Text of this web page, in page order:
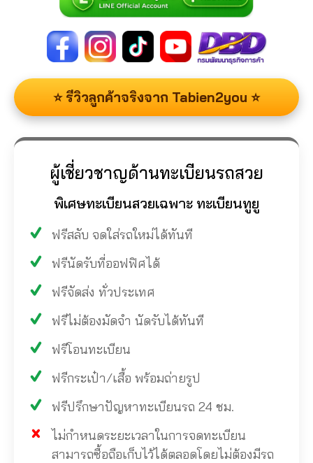
⭐ รีวิวลูกค้าจริงจาก Tabien2you ⭐
ผู้เชี่ยวชาญด้านทะเบียนรถสวย
พิเศษทะเบียนสวยเฉพาะ ทะเบียนทูยู
ฟรีสลับ จดใส่รถใหม่ได้ทันที
ฟรีนัดรับที่ออฟฟิศได้
ฟรีจัดส่ง ทั่วประเทศ
ฟรีไม่ต้องมัดจำ นัดรับได้ทันที
ฟรีโอนทะเบียน
ฟรีกระเป๋า/เสื้อ พร้อมถ่ายรูป
ฟรีปรึกษาปัญหาทะเบียนรถ 24 ชม.
ไม่กำหนดระยะเวลาในการจดทะเบียน
สามารถซื้อถือเก็บไว้ได้ตลอดโดยไม่ต้องมีรถ